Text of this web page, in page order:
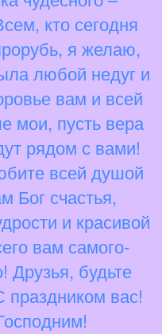
кто сегодня
я желаю,
любой недуг и
вам и всей
мои, пусть вера
рядом с вами!
всей душой
Бог счастья,
и красивой
вам самого-
Друзья, будьте
вас!